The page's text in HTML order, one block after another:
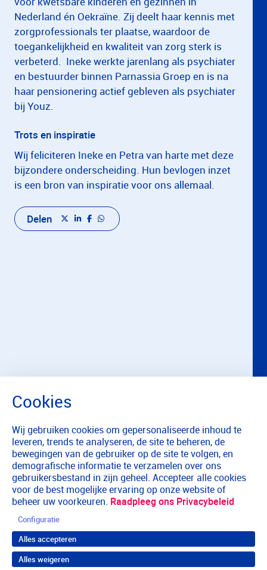
Nederland én Oekraïne. Zij deelt haar kennis met
zorgprofessionals ter plaatse, waardoor de
toegankelijkheid en kwaliteit van zorg sterk is
verbeterd. Ineke werkte jarenlang als psychiater
en bestuurder binnen Parnassia Groep en is na
haar pensionering actief gebleven als psychiater
bij Youz.
Trots en inspiratie
Wij feliciteren Ineke en Petra van harte met deze
bijzondere onderscheiding. Hun bevlogen inzet
is een bron van inspiratie voor ons allemaal.
Delen
Wij gebruiken cookies om gepersonaliseerde inhoud te
leveren, trends te analyseren, de site te beheren, de
bewegingen van de gebruiker op de site te volgen, en
demografische informatie te verzamelen over ons
gebruikersbestand in zijn geheel. Accepteer alle cookies
voor de best mogelijke ervaring op onze website of
beheer uw voorkeuren. Raadpleeg ons Privacybeleid
Configuratie
Alles accepteren
Alles weigeren